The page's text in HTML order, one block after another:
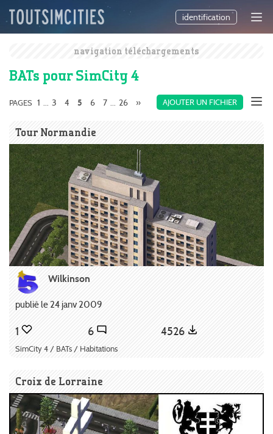
identification
navigation téléchargements
BATs pour SimCity 4
AJOUTER UN FICHIER
PAGES 1 ... 3 4 5 6 7 ... 26 »
Tour Normandie
Wilkinson
publié le 24 janv 2009
1 6 4526
SimCity 4 / BATs / Habitations
Croix de Lorraine